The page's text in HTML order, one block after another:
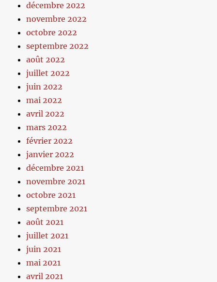
décembre 2022
novembre 2022
octobre 2022
septembre 2022
août 2022
juillet 2022
juin 2022
mai 2022
avril 2022
mars 2022
février 2022
janvier 2022
décembre 2021
novembre 2021
octobre 2021
septembre 2021
août 2021
juillet 2021
juin 2021
mai 2021
avril 2021